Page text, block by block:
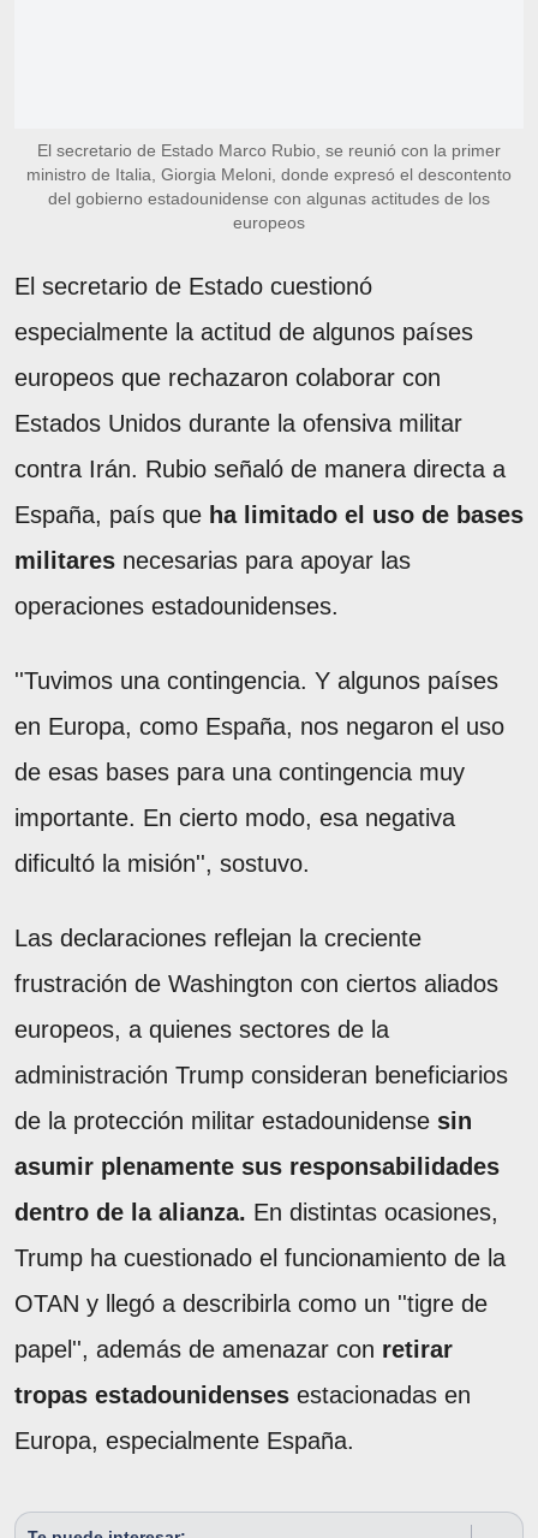
El secretario de Estado Marco Rubio, se reunió con la primer
ministro de Italia, Giorgia Meloni, donde expresó el descontento
del gobierno estadounidense con algunas actitudes de los
europeos
El secretario de Estado cuestionó
especialmente la actitud de algunos países
europeos que rechazaron colaborar con
Estados Unidos durante la ofensiva militar
contra Irán. Rubio señaló de manera directa a
España, país que ha limitado el uso de bases
militares necesarias para apoyar las
operaciones estadounidenses.
''Tuvimos una contingencia. Y algunos países
en Europa, como España, nos negaron el uso
de esas bases para una contingencia muy
importante. En cierto modo, esa negativa
dificultó la misión'', sostuvo.
Las declaraciones reflejan la creciente
frustración de Washington con ciertos aliados
europeos, a quienes sectores de la
administración Trump consideran beneficiarios
de la protección militar estadounidense sin
asumir plenamente sus responsabilidades
dentro de la alianza. En distintas ocasiones,
Trump ha cuestionado el funcionamiento de la
OTAN y llegó a describirla como un ''tigre de
papel'', además de amenazar con retirar
tropas estadounidenses estacionadas en
Europa, especialmente España.